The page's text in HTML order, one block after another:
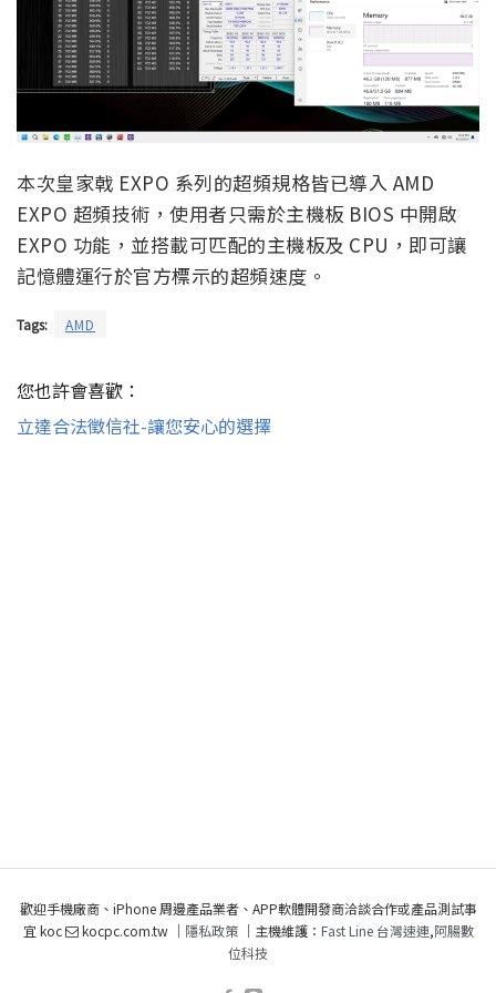
本次皇家戟 EXPO 系列的超頻規格皆已導入 AMD
EXPO 超頻技術，使用者只需於主機板 BIOS 中開啟
EXPO 功能，並搭載可匹配的主機板及 CPU，即可讓
記憶體運行於官方標示的超頻速度。
Tags: AMD
您也許會喜歡：
立達合法徵信社-讓您安心的選擇
歡迎手機廠商、iPhone 周邊產品業者、APP軟體開發商洽談合作或產品測試事
宜 koc
kocpc.com.tw ｜ 隱私政策｜主機維護： Fast Line 台灣速連,阿腸數
位科技